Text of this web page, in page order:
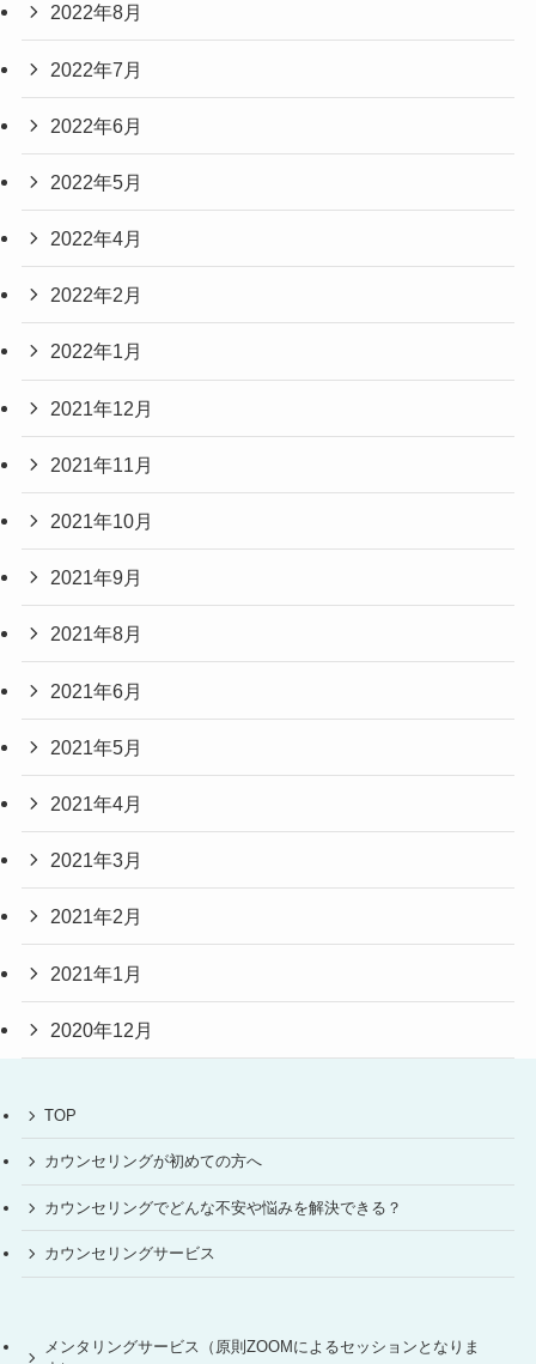
2022年8月
2022年7月
2022年6月
2022年5月
2022年4月
2022年2月
2022年1月
2021年12月
2021年11月
2021年10月
2021年9月
2021年8月
2021年6月
2021年5月
2021年4月
2021年3月
2021年2月
2021年1月
2020年12月
TOP
カウンセリングが初めての方へ
カウンセリングでどんな不安や悩みを解決できる？
カウンセリングサービス
メンタリングサービス（原則ZOOMによるセッションとなりま